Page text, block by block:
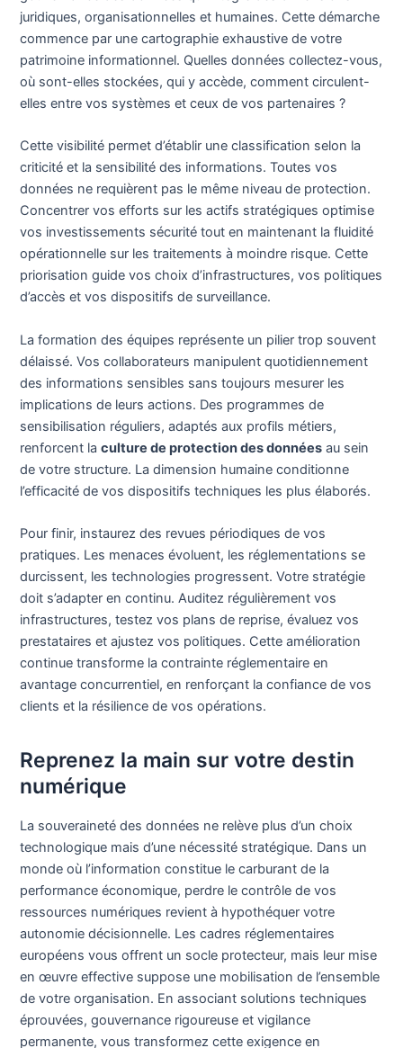
juridiques, organisationnelles et humaines. Cette démarche
commence par une cartographie exhaustive de votre
patrimoine informationnel. Quelles données collectez-vous,
où sont-elles stockées, qui y accède, comment circulent-
elles entre vos systèmes et ceux de vos partenaires ?
Cette visibilité permet d’établir une classification selon la
criticité et la sensibilité des informations. Toutes vos
données ne requièrent pas le même niveau de protection.
Concentrer vos efforts sur les actifs stratégiques optimise
vos investissements sécurité tout en maintenant la fluidité
opérationnelle sur les traitements à moindre risque. Cette
priorisation guide vos choix d’infrastructures, vos politiques
d’accès et vos dispositifs de surveillance.
La formation des équipes représente un pilier trop souvent
délaissé. Vos collaborateurs manipulent quotidiennement
des informations sensibles sans toujours mesurer les
implications de leurs actions. Des programmes de
sensibilisation réguliers, adaptés aux profils métiers,
renforcent laculture de protection des données au sein
de votre structure. La dimension humaine conditionne
l’efficacité de vos dispositifs techniques les plus élaborés.
Pour finir, instaurez des revues périodiques de vos
pratiques. Les menaces évoluent, les réglementations se
durcissent, les technologies progressent. Votre stratégie
doit s’adapter en continu. Auditez régulièrement vos
infrastructures, testez vos plans de reprise, évaluez vos
prestataires et ajustez vos politiques. Cette amélioration
continue transforme la contrainte réglementaire en
avantage concurrentiel, en renforçant la confiance de vos
clients et la résilience de vos opérations.
Reprenez la main sur votre destin
numérique
La souveraineté des données ne relève plus d’un choix
technologique mais d’une nécessité stratégique. Dans un
monde où l’information constitue le carburant de la
performance économique, perdre le contrôle de vos
ressources numériques revient à hypothéquer votre
autonomie décisionnelle. Les cadres réglementaires
européens vous offrent un socle protecteur, mais leur mise
en œuvre effective suppose une mobilisation de l’ensemble
de votre organisation. En associant solutions techniques
éprouvées, gouvernance rigoureuse et vigilance
permanente, vous transformez cette exigence en